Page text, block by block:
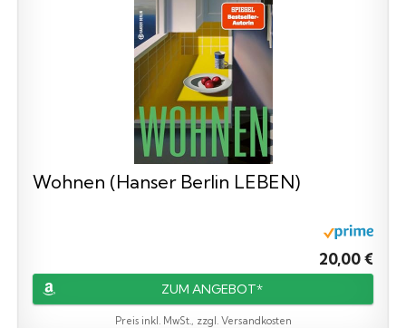
Wohnen (Hanser Berlin LEBEN)
20,00 €
ZUM ANGEBOT*
Preis inkl. MwSt., zzgl. Versandkosten